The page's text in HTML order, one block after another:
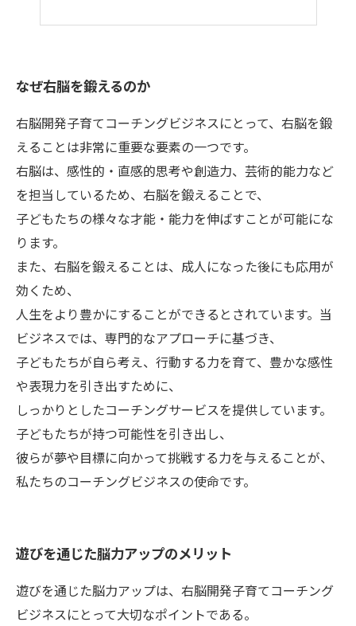
なぜ右脳を鍛えるのか
右脳開発子育てコーチングビジネスにとって、右脳を鍛
えることは非常に重要な要素の一つです。
右脳は、感性的・直感的思考や創造力、芸術的能力など
を担当しているため、右脳を鍛えることで、
子どもたちの様々な才能・能力を伸ばすことが可能にな
ります。
また、右脳を鍛えることは、成人になった後にも応用が
効くため、
人生をより豊かにすることができるとされています。当
ビジネスでは、専門的なアプローチに基づき、
子どもたちが自ら考え、行動する力を育て、豊かな感性
や表現力を引き出すために、
しっかりとしたコーチングサービスを提供しています。
子どもたちが持つ可能性を引き出し、
彼らが夢や目標に向かって挑戦する力を与えることが、
私たちのコーチングビジネスの使命です。
遊びを通じた脳力アップのメリット
遊びを通じた脳力アップは、右脳開発子育てコーチング
ビジネスにとって大切なポイントである。